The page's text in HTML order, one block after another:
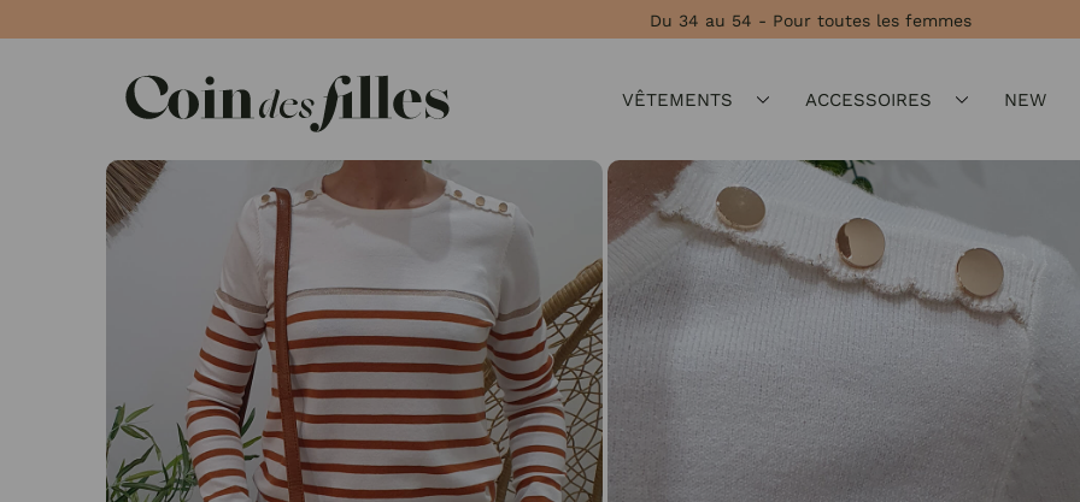
Du 34 au 54 - Pour toutes les femmes
VÊTEMENTS ACCESSOIRES NEW